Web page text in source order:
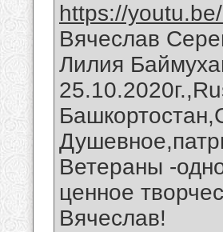
https://
Вячеслав
Лилия
Ветераны -
ценное
Вячеслав!